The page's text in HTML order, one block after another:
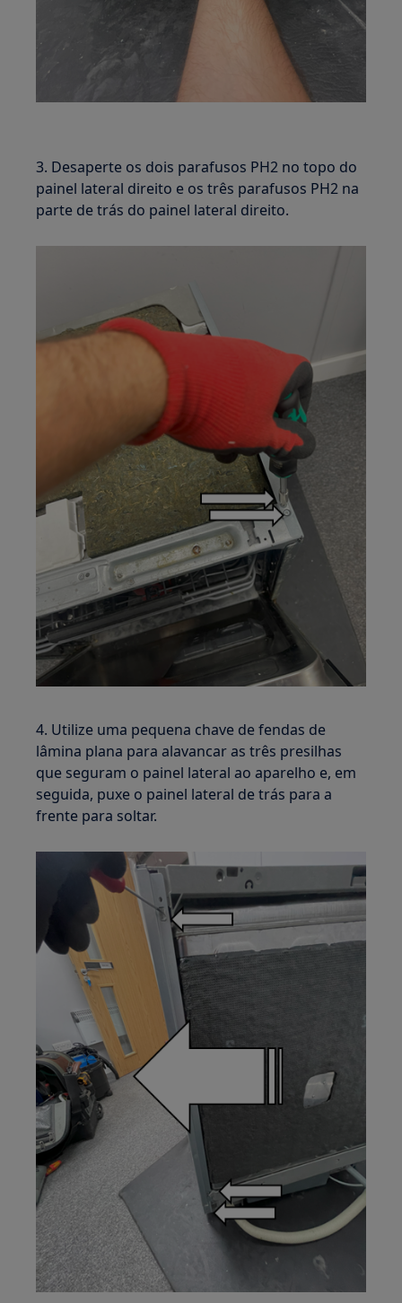
3. Desaperte os dois parafusos PH2 no topo do
painel lateral direito e os três parafusos PH2 na
parte de trás do painel lateral direito.
4. Utilize uma pequena chave de fendas de
lâmina plana para alavancar as três presilhas
que seguram o painel lateral ao aparelho e, em
seguida, puxe o painel lateral de trás para a
frente para soltar.